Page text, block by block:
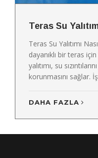
Teras Su
Teras Su Yalıtımı
dayanıklı bir teras
yalıtımı, su
korunmasını sağlar.
DAHA FAZLA